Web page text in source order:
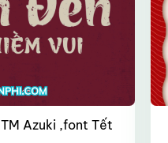
Azuki ,font Tết